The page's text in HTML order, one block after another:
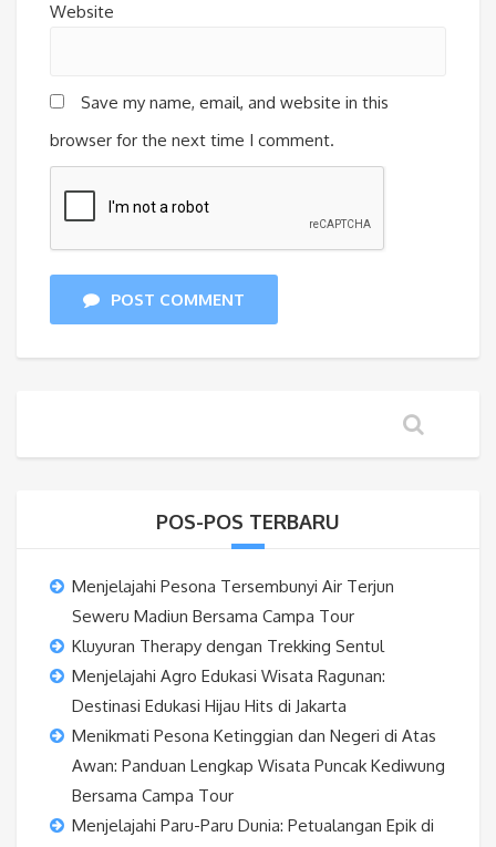
Website
Save my name, email, and website in this
browser for the next time I comment.
POST COMMENT
POS-POS TERBARU
Menjelajahi Pesona Tersembunyi Air Terjun
Seweru Madiun Bersama Campa Tour
Kluyuran Therapy dengan Trekking Sentul
Menjelajahi Agro Edukasi Wisata Ragunan:
Destinasi Edukasi Hijau Hits di Jakarta
Menikmati Pesona Ketinggian dan Negeri di Atas
Awan: Panduan Lengkap Wisata Puncak Kediwung
Bersama Campa Tour
Menjelajahi Paru-Paru Dunia: Petualangan Epik di